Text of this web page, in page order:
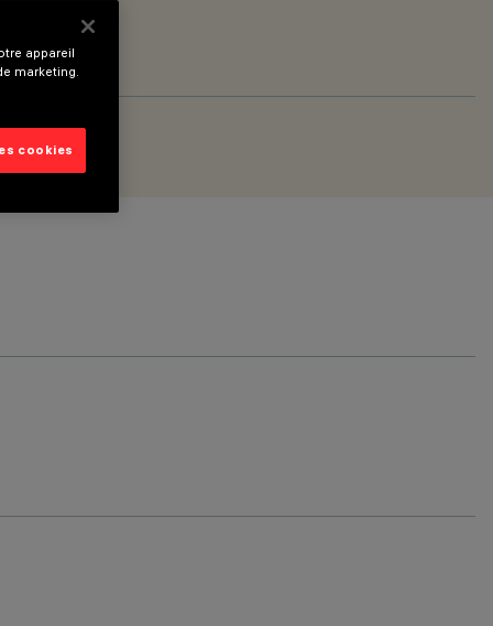
appareil
marketing.
cookies